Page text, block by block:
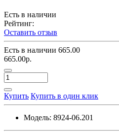
Есть в наличии
Рейтинг:
Оставить отзыв
Есть в наличии 665.00
665.00р.
Купить Купить в один клик
Модель: 8924-06.201